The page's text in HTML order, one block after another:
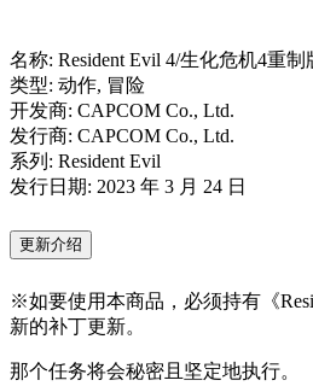
名称: Resident Evil 4/生化危机4重制
类型: 动作, 冒险
开发商: CAPCOM Co., Ltd.
发行商: CAPCOM Co., Ltd.
系列: Resident Evil
发行日期: 2023 年 3 月 24 日
更新介绍
※如要使用本商品，必须持有《
新的补丁更新。
那个任务将会秘密且坚定地执行。